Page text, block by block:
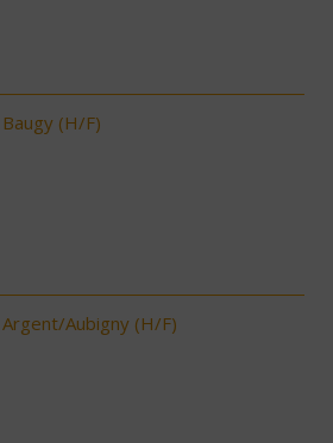
(H/F)
Aubigny (H/F)